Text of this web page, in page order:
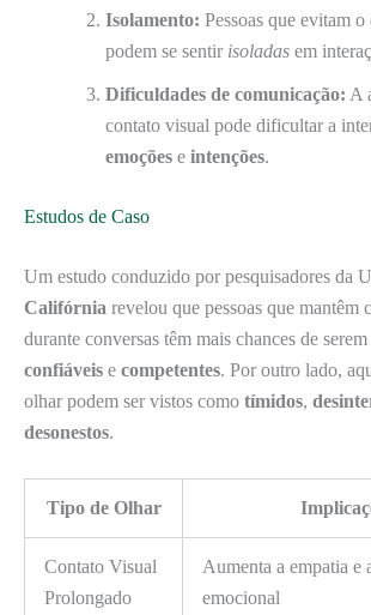
Isolamento: Pessoas que evitam
podem se sentir isoladas em
Dificuldades de comunicação: A
contato visual pode dificultar a
emoções e intenções.
Estudos de Caso
Um estudo conduzido por pesquisadores da
Califórnia revelou que pessoas que mantêm
durante conversas têm mais chances de
confiáveis e competentes. Por outro lado,
olhar podem ser vistos como tímidos,
desonestos.
Tipo de Olhar
Contato Visual
Prolongado
Aumenta a empatia e
emocional